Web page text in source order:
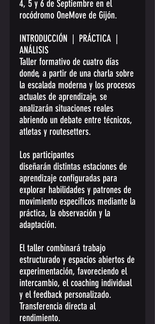
4, 5 y 6 de Septiembre en el
rocódromo OneMove de Gijón.
INTRODUCCIÓN | PRÁCTICA |
ANÁLISIS
Taller formativo de cuatro días
donde, a partir de una charla sobre
la escalada moderna y los procesos
actuales de aprendizaje, se
analizarán situaciones reales
abriendo un debate entre técnicos,
atletas y routesetters.
Los participantes
diseñarán distintas estaciones de
aprendizaje configuradas para
explorar habilidades y patrones de
movimiento específicos mediante la
práctica, la observación y la
adaptación.
El taller combinará trabajo
estructurado y espacios abiertos de
experimentación, favoreciendo el
intercambio, el coaching individual
y el feedback personalizado.
Transferencia directa al
rendimiento.